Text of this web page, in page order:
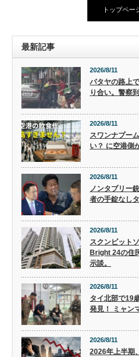
トップペー
最新記事
2026/8/11
パタヤの路上
り合い。警察
2026/8/11
スワンナプー
い？ に空港側
2026/8/11
ノンタブリー
者の手錠なし
2026/8/11
スクンビット
Bright 24の住
示談。
2026/8/11
タイ北部で19
発見！ ミャン
2026/8/11
2026年上半期